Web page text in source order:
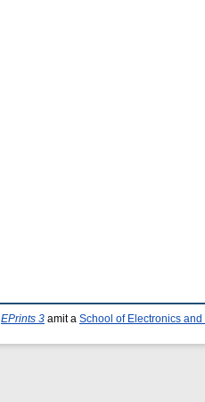
EPrints 3 amit a School of Electronics